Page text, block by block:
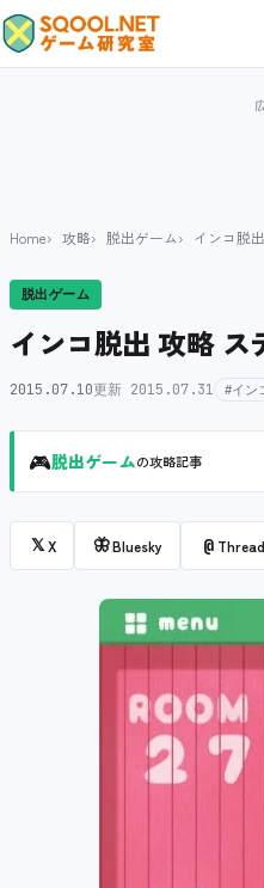
Home 攻略 脱出ゲーム インコ脱
脱出ゲーム
インコ脱出 攻略 ス
2015.07.10更新 2015.07.31 #イ
🎮脱出ゲームの攻略記事
𝕏X 🦋Bluesky @